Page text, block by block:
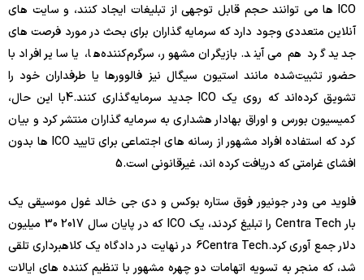
ICO ها می توانند حجم قابل توجهی از تبلیغات ایجاد کنند، و سایت های
آنلاین متعددی وجود دارد که سرمایه گذاران برای بحث در مورد فرصت های
جدید گرد هم می آیند. بازیگران مشهور، سرگرم‌کننده‌ها، یا سایر افراد با
حضور تثبیت‌شده مانند استیون سیگال نیز فالوورها یا طرفداران خود را
تشویق کرده‌اند که روی یک ICO جدید سرمایه‌گذاری کنند.
4با این حال،
کمیسیون بورس و اوراق بهادار هشداری به سرمایه گذاران منتشر کرد و بیان
کرد که استفاده افراد مشهور از رسانه های اجتماعی برای تایید ICO ها بدون
افشای غرامتی که دریافت کرده اند، غیرقانونی است.5
فلوید می ودر جونیور فوق ستاره بوکس و دی جی خالد غول موسیقی یک
بار Centra Tech را تبلیغ کردند، یک ICO که در پایان سال 2017 30 میلیون
دلار جمع آوری کرد.
6 Centra Tech در نهایت در دادگاه یک کلاهبرداری تلقی
شد، که منجر به تسویه اتهامات دو چهره مشهور با تنظیم کننده های ایالات